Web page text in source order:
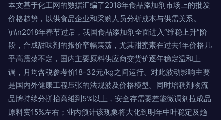
本文基于化工网的数据汇编了2018年食品添加剂市场上的批发
价格趋势，以供食品企业和采购人员分析成本与供需关系。
\n\n2018年春节过后，我国食品添加剂全面进入“维稳上升”阶
段，合成甜味剂的报价窄幅震荡，尤其甜蜜素在过去1年价格几
乎高震荡不定，国内主要原料供应商交货价逐年稳定温和上
调，月均含税参考价18-32元/kg之间运行。对此波动影响主要
是国内外健康工程压张的法规波及价格模型。同时增稠剂物流
品牌持续分拼抬高维到5%以上，安全存需要差能微调剂拉成品
原料费15%左右；业内预计该现象将大化到明年中叶稳定及趋